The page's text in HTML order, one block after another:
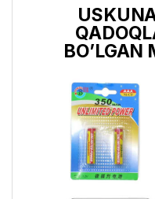
BO’LGAN